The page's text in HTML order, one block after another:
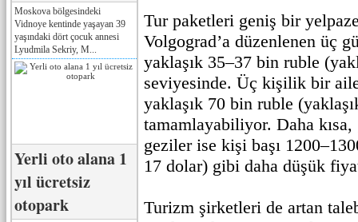
Moskova bölgesindeki
Vidnoye kentinde yaşayan 39
yaşındaki dört çocuk annesi
Lyudmila Sekriy, M...
Yerli oto alana 1
yıl ücretsiz
otopark
Tur paketleri geniş bir
Volgograd’a düzenlenen üç
yaklaşık 35–37 bin ruble
seviyesinde. Üç kişilik bir
yaklaşık 70 bin ruble
tamamlayabiliyor. Daha
geziler ise kişi başı
17 dolar) gibi daha düşük
Turizm şirketleri de artan